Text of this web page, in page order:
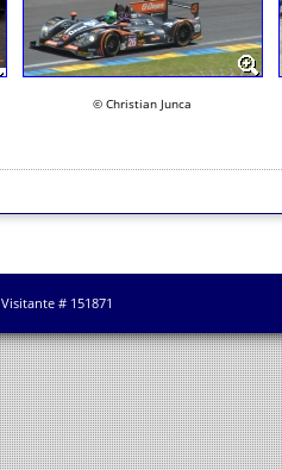
© Christian Junca
Visitante # 151871